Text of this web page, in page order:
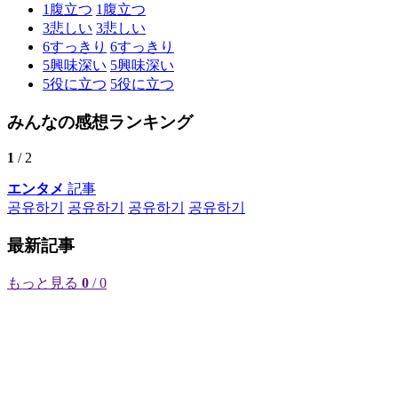
1 腹立つ 1 腹立つ
3悲しい 3悲しい
6すっきり 6すっきり
5興味深い 5興味深い
5役に立つ 5役に立つ
みんなの感想ランキング
1 / 2
エンタメ 記事
공유하기
공유하기 공유하기 공유하기
最新記事
もっと見る 0 / 0